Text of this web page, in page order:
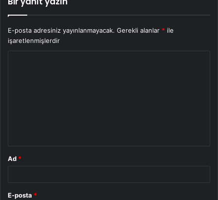
E-posta adresiniz yayınlanmayacak. Gerekli alanlar * ile
işaretlenmişlerdir
Ad *
E-posta *